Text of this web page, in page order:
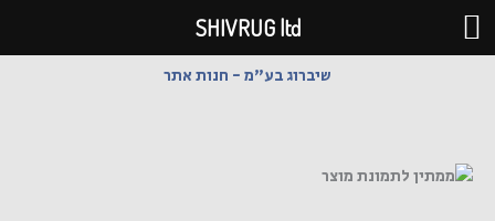
דילוג
לתוכן
שיברוג בע"מ - חנות אתר
SHIVRUG ltd